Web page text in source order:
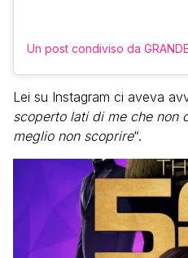
Lei su Instagram ci aveva
scoperto lati di me che non
meglio non scoprire“.